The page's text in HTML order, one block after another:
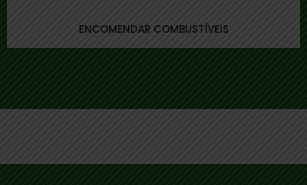
ENCOMENDAR COMBUSTÍVEIS